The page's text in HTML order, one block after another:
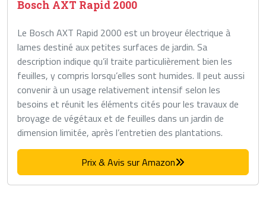
Bosch AXT Rapid 2000
Le Bosch AXT Rapid 2000 est un broyeur électrique à
lames destiné aux petites surfaces de jardin. Sa
description indique qu’il traite particulièrement bien les
feuilles, y compris lorsqu’elles sont humides. Il peut aussi
convenir à un usage relativement intensif selon les
besoins et réunit les éléments cités pour les travaux de
broyage de végétaux et de feuilles dans un jardin de
dimension limitée, après l’entretien des plantations.
Prix & Avis sur Amazon